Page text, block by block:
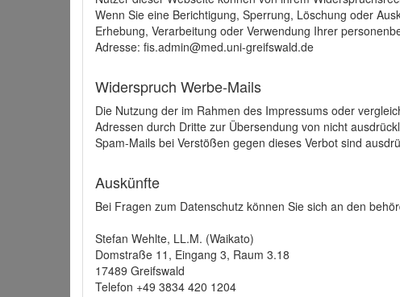
Wenn Sie eine Berichtigung, Sperrung, Löschung oder
Erhebung, Verarbeitung oder Verwendung Ihrer
Adresse: fis.admin@med.uni-greifswald.de
Widerspruch Werbe-Mails
Die Nutzung der im Rahmen des Impressums oder
Adressen durch Dritte zur Übersendung von nicht
Spam-Mails bei Verstößen gegen dieses Verbot sind
Auskünfte
Bei Fragen zum Datenschutz können Sie sich an den
Stefan Wehlte, LL.M. (Waikato)
Domstraße 11, Eingang 3, Raum 3.18
17489 Greifswald
Telefon +49 3834 420 1204